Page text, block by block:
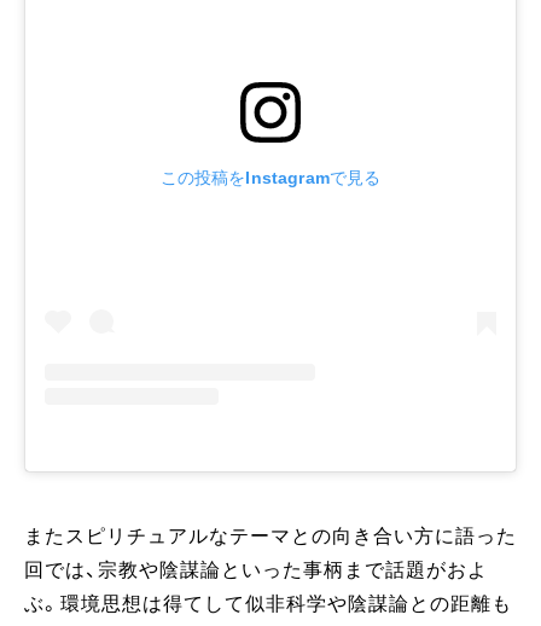
この投稿をInstagramで見る
またスピリチュアルなテーマとの向き合い方に語った
回では、宗教や陰謀論といった事柄まで話題がおよ
ぶ。環境思想は得てして似非科学や陰謀論との距離も